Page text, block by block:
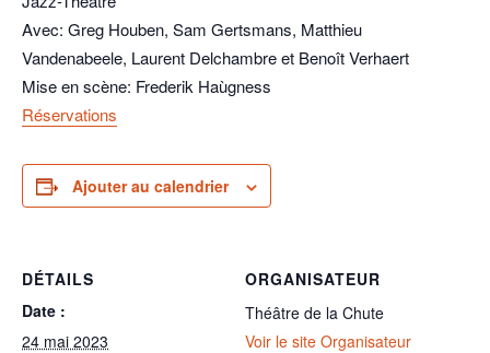
Avec: Greg Houben, Sam Gertsmans, Matthieu
Vandenabeele, Laurent Delchambre et Benoît Verhaert
Mise en scène: Frederik Haùgness
Réservations
Ajouter au calendrier
DÉTAILS
Date :
24 mai 2023
ORGANISATEUR
Théâtre de la Chute
Voir le site Organisateur